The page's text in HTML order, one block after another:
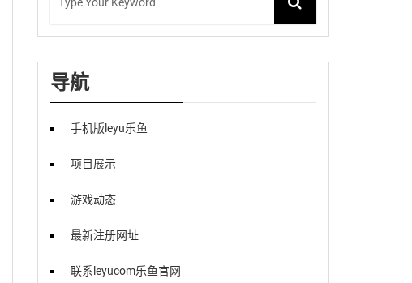
导航
手机版leyu乐鱼
项目展示
游戏动态
最新注册网址
联系leyucom乐鱼官网